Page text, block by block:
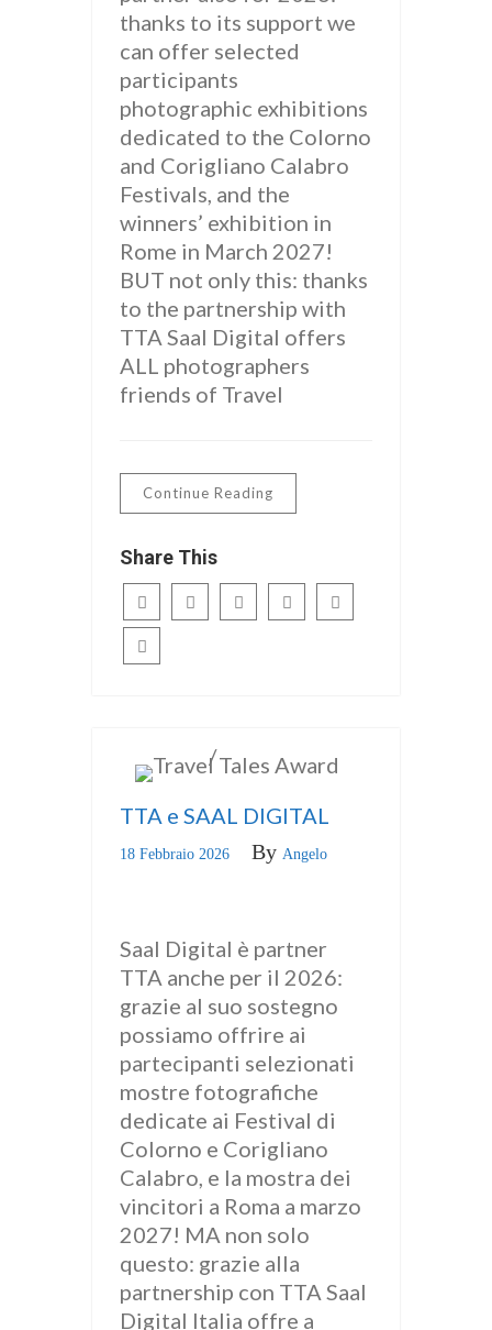
thanks to its support we
can offer selected
participants
photographic exhibitions
dedicated to the Colorno
and Corigliano Calabro
Festivals, and the
winners’ exhibition in
Rome in March 2027!
BUT not only this: thanks
to the partnership with
TTA Saal Digital offers
ALL photographers
friends of Travel
Continue Reading
Share This
ITALIANO/news
TTA e SAAL DIGITAL
18 Febbraio 2026 By Angelo
Saal Digital è partner
TTA anche per il 2026:
grazie al suo sostegno
possiamo offrire ai
partecipanti selezionati
mostre fotografiche
dedicate ai Festival di
Colorno e Corigliano
Calabro, e la mostra dei
vincitori a Roma a marzo
2027! MA non solo
questo: grazie alla
partnership con TTA Saal
Digital Italia offre a